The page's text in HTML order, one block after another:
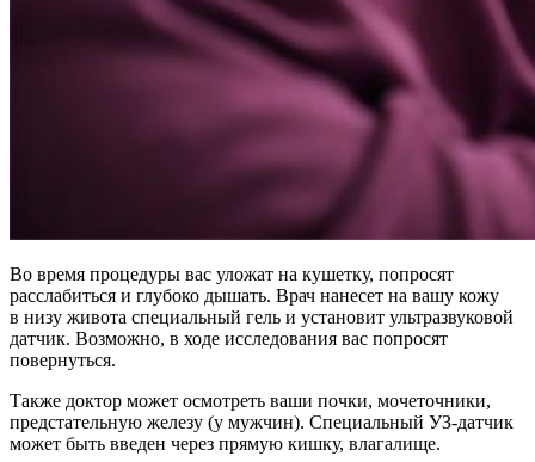
Во время процедуры вас уложат на кушетку, попросят
расслабиться и глубоко дышать. Врач нанесет на вашу кожу
в низу живота специальный гель и установит ультразвуковой
датчик. Возможно, в ходе исследования вас попросят
повернуться.
Также доктор может осмотреть ваши почки, мочеточники,
предстательную железу (у мужчин). Специальный УЗ-датчик
может быть введен через прямую кишку, влагалище.